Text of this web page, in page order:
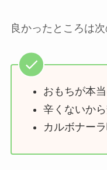
良かったところは次
おもちが本
辛くないか
カルボナー